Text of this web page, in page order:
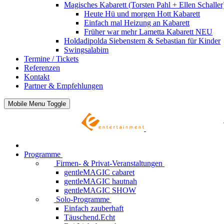
Magisches Kabarett (Torsten Pahl + Ellen
Heute Hü und morgen Hott Kabarett
Einfach mal Heizung an Kabarett
Früher war mehr Lametta Kabarett NEU
Holdadipolda Siebenstern & Sebastian für Kinder
Swingsalabim
Termine / Tickets
Referenzen
Kontakt
Partner & Empfehlungen
Mobile Menu Toggle
Programme
Firmen- & Privat-Veranstaltungen
gentleMAGIC cabaret
gentleMAGIC hautnah
gentleMAGIC SHOW
Solo-Programme
Einfach zauberhaft
Täuschend.Echt